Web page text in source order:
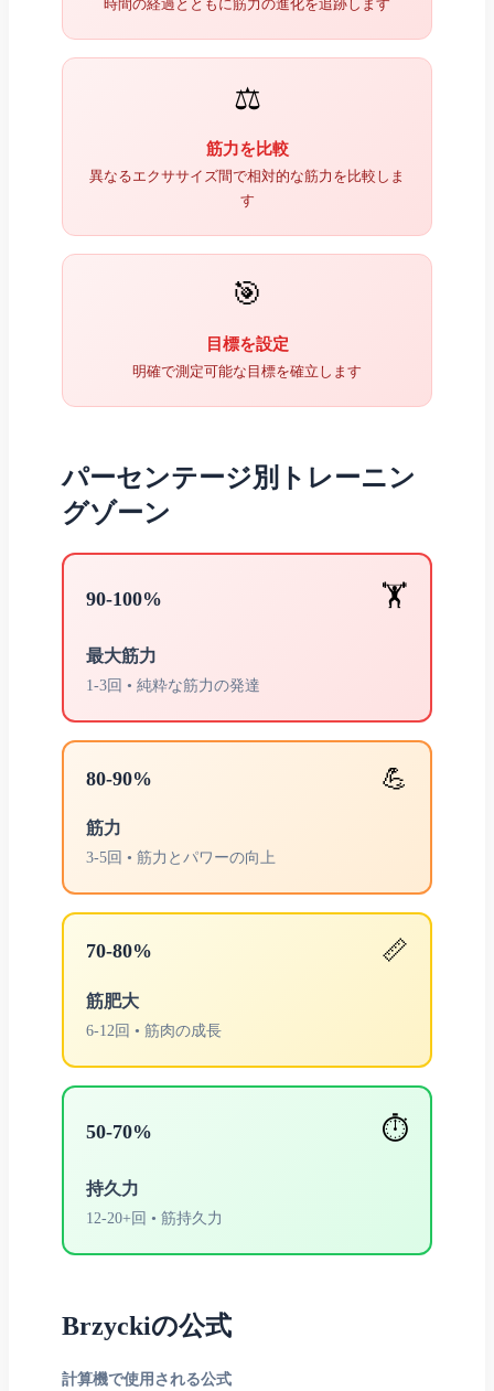
時間の経過とともに筋力の進化を追跡します
⚖️
筋力を比較
異なるエクササイズ間で相対的な筋力を比較しま
す
🎯
目標を設定
明確で測定可能な目標を確立します
パーセンテージ別トレーニン
グゾーン
90-100% 🏋️
最大筋力
1-3回 • 純粋な筋力の発達
80-90% 💪
筋力
3-5回 • 筋力とパワーの向上
70-80% 📏
筋肥大
6-12回 • 筋肉の成長
50-70% ⏱️
持久力
12-20+回 • 筋持久力
Brzyckiの公式
計算機で使用される公式